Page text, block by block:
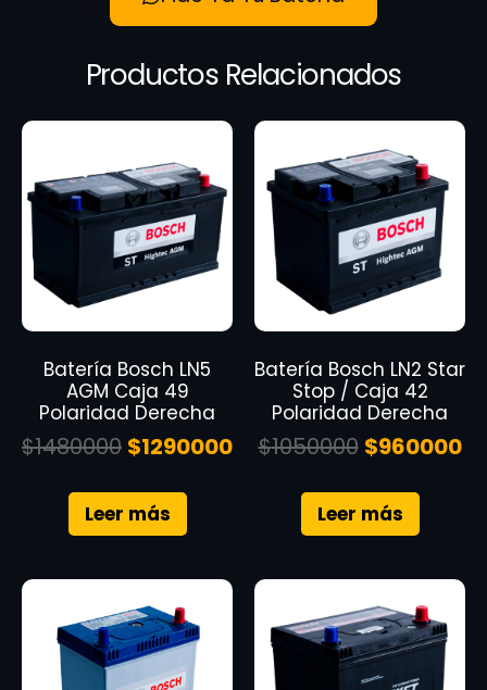
Productos Relacionados
Batería Bosch LN5
AGM Caja 49
Polaridad Derecha
$1480000 $1290000
Leer más
Batería Bosch LN2 Star
Stop / Caja 42
Polaridad Derecha
$1050000 $960000
Leer más